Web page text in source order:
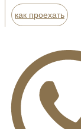
как проехать